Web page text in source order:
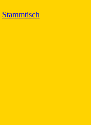
Stammtisch